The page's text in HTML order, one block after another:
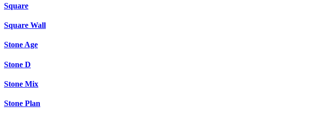
Square
Square Wall
Stone Age
Stone D
Stone Mix
Stone Plan